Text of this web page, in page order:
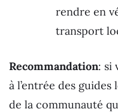
rendre en
transport
Recommandation: si
à l’entrée des guides
de la communauté